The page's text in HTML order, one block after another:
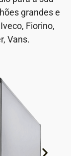
grandes e
Fiorino,
Vans.